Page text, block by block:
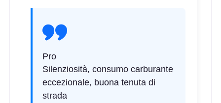
Pro
Silenziosità, consumo carburante
eccezionale, buona tenuta di
strada